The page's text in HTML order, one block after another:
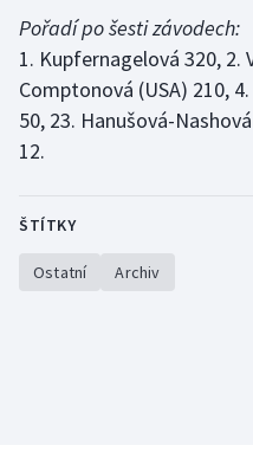
Volejbal
Ostatní
Pořadí po šesti závodech:
1. Kupfernagelová 320, 2.
Comptonová (USA) 210,
50, 23. Hanušová-
12.
ŠTÍTKY
Ostatní Archiv